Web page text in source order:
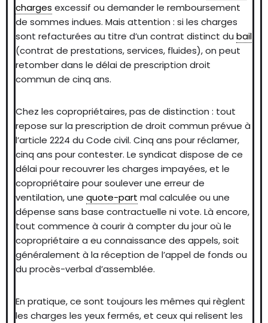
charges excessif ou demander le remboursement
de sommes indues. Mais attention : si les charges
sont refacturées au titre d’un contrat distinct du bail
(contrat de prestations, services, fluides), on peut
retomber dans le délai de prescription droit
commun de cinq ans.
Chez les copropriétaires, pas de distinction : tout
repose sur la prescription de droit commun prévue à
l’article 2224 du Code civil. Cinq ans pour réclamer,
cinq ans pour contester. Le syndicat dispose de ce
délai pour recouvrer les charges impayées, et le
copropriétaire pour soulever une erreur de
ventilation, une quote-part mal calculée ou une
dépense sans base contractuelle ni vote. Là encore,
tout commence à courir à compter du jour où le
copropriétaire a eu connaissance des appels, soit
généralement à la réception de l’appel de fonds ou
du procès-verbal d’assemblée.
En pratique, ce sont toujours les mêmes qui règlent
les charges les yeux fermés, et ceux qui relisent les